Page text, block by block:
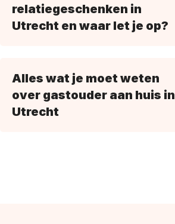
relatiegeschenken in
Utrecht en waar let je op?
Alles wat je moet weten
over gastouder aan huis in
Utrecht